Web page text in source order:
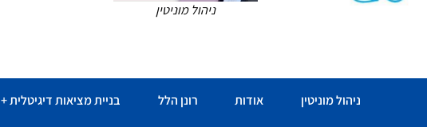
ניהול מוניטין
ניהול מוניטין אודות רונן הלל בניית מציאות דיגיטלית + AI